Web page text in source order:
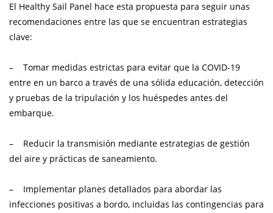
El Healthy Sail Panel hace esta propuesta para seguir unas
recomendaciones entre las que se encuentran estrategias
clave:
– Tomar medidas estrictas para evitar que la COVID-19
entre en un barco a través de una sólida educación, detección
y pruebas de la tripulación y los huéspedes antes del
embarque.
– Reducir la transmisión mediante estrategias de gestión
del aire y prácticas de saneamiento.
– Implementar planes detallados para abordar las
infecciones positivas a bordo, incluidas las contingencias para